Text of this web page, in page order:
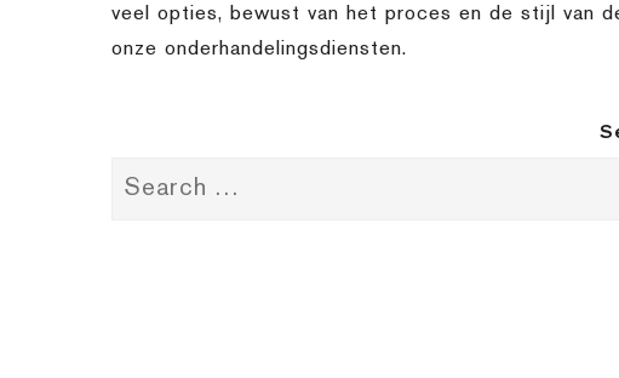
veel opties, bewust van het proces en de stijl van
onze onderhandelingsdiensten.